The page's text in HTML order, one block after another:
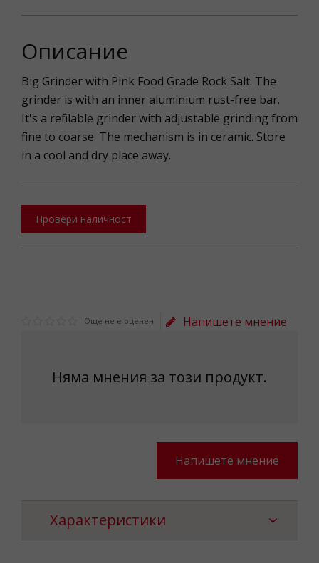
Описание
Big Grinder with Pink Food Grade Rock Salt. The
grinder is with an inner aluminium rust-free bar.
It's a refilable grinder with adjustable grinding from
fine to coarse. The mechanism is in ceramic. Store
in a cool and dry place away.
Провери наличност
Още не е оценен Напишете мнение
Няма мнения за този продукт.
Напишете мнение
Характеристики